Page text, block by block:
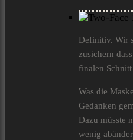
Definitiv. Wir
zusichern
finalen
Was die
Gedanken
Dazu müsste
wenig